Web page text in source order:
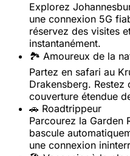
Explorez
une connexion 5G
réservez des visites
instantanément.
🏞️ Amoureux de la
Partez en safari au
Drakensberg. Restez
couverture étendue
🚗 Roadtrippeur
Parcourez la Garden
bascule
une connexion